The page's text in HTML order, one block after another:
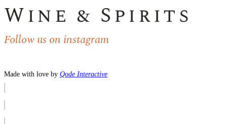
Wine & Spirits
Follow us on instagram
Made with love by Qode Interactive